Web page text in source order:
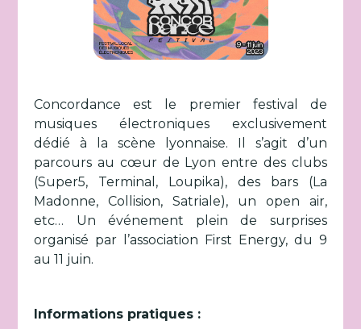
Concordance est le premier festival de
musiques électroniques exclusivement
dédié à la scène lyonnaise. Il s’agit d’un
parcours au cœur de Lyon entre des clubs
(Super5, Terminal, Loupika), des bars (La
Madonne, Collision, Satriale), un open air,
etc… Un événement plein de surprises
organisé par l’association First Energy, du 9
au 11 juin.
Informations pratiques :